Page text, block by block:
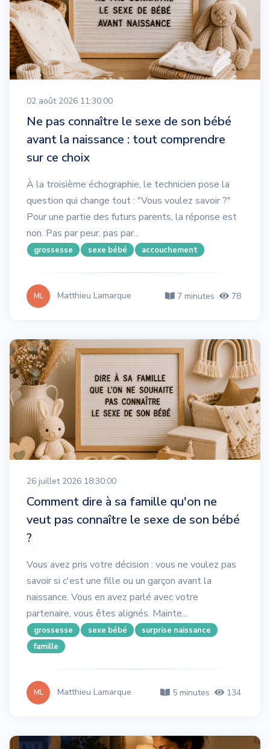
02 août 2026 11:30:00
Ne pas connaître le sexe de son bébé
avant la naissance : tout comprendre
sur ce choix
À la troisième échographie, le technicien pose la
question qui change tout : "Vous voulez savoir ?"
Pour une partie des futurs parents, la réponse est
non. Pas par peur, pas par...
grossesse sexe bébé accouchement
ML Matthieu Lamarque 7 minutes 78
26 juillet 2026 18:30:00
Comment dire à sa famille qu'on ne
veut pas connaître le sexe de son bébé
?
Vous avez pris votre décision : vous ne voulez pas
savoir si c'est une fille ou un garçon avant la
naissance. Vous en avez parlé avec votre
partenaire, vous êtes alignés. Mainte...
grossesse sexe bébé
surprise naissance
famille
ML Matthieu Lamarque 5 minutes 134